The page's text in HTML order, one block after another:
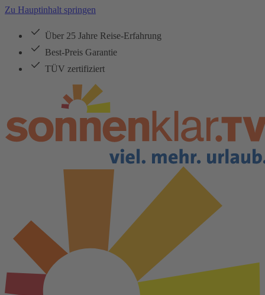
Zu Hauptinhalt springen
Über 25 Jahre Reise-Erfahrung
Best-Preis Garantie
TÜV zertifiziert